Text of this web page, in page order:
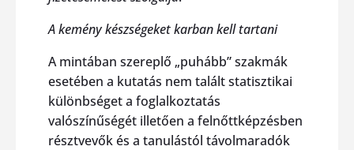
A kemény készségeket karban kell tartani
A mintában szereplő „puhább” szakmák
esetében a kutatás nem talált statisztikai
különbséget a foglalkoztatás
valószínűségét illetően a felnőttképzésben
résztvevők és a tanulástól távolmaradók